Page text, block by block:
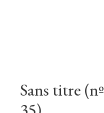
Sans titre (nº